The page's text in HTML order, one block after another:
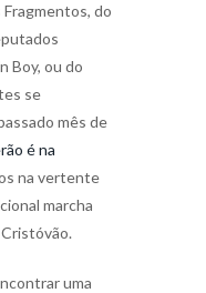
do
Boy, ou do
se
mês de
é na
na vertente
marcha
uma